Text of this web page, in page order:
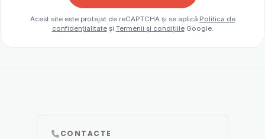
Acest site este protejat de reCAPTCHA și se aplică Politica de
confidențialitateși Termenii și condițiileGoogle.
CONTACTE